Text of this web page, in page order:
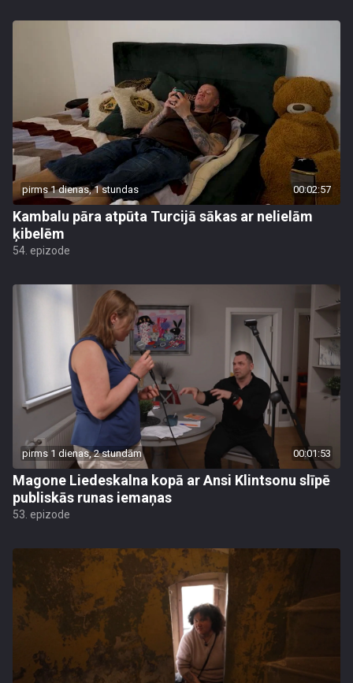
pirms 1 dienas, 1 stundas 00:02:57
Kambalu pāra atpūta Turcijā sākas ar nelielām
ķibelēm
54. epizode
pirms 1 dienas, 2 stundām 00:01:53
Magone Liedeskalna kopā ar Ansi Klintsonu slīpē
publiskās runas iemaņas
53. epizode